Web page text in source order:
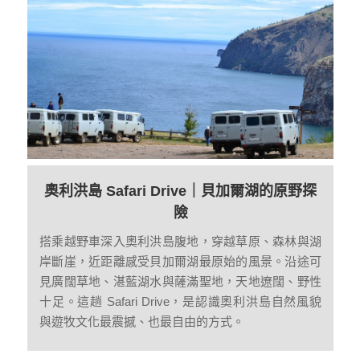
奧利洪島 Safari Drive｜貝加爾湖的原野探
險
搭乘越野車深入奧利洪島腹地，穿越草原、森林與湖
岸斷崖，近距離感受貝加爾湖最原始的風景。沿途可
見廣闊草地、湛藍湖水與薩滿聖地，天地遼闊、野性
十足。這趟 Safari Drive，是認識奧利洪島自然風貌
與遊牧文化最震撼、也最自由的方式。